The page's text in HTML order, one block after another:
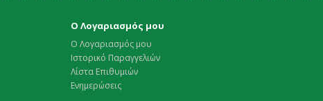
Ο Λογαριασμός μου
Ο Λογαριασμός μου
Ιστορικό Παραγγελιών
Λίστα Επιθυμιών
Ενημερώσεις